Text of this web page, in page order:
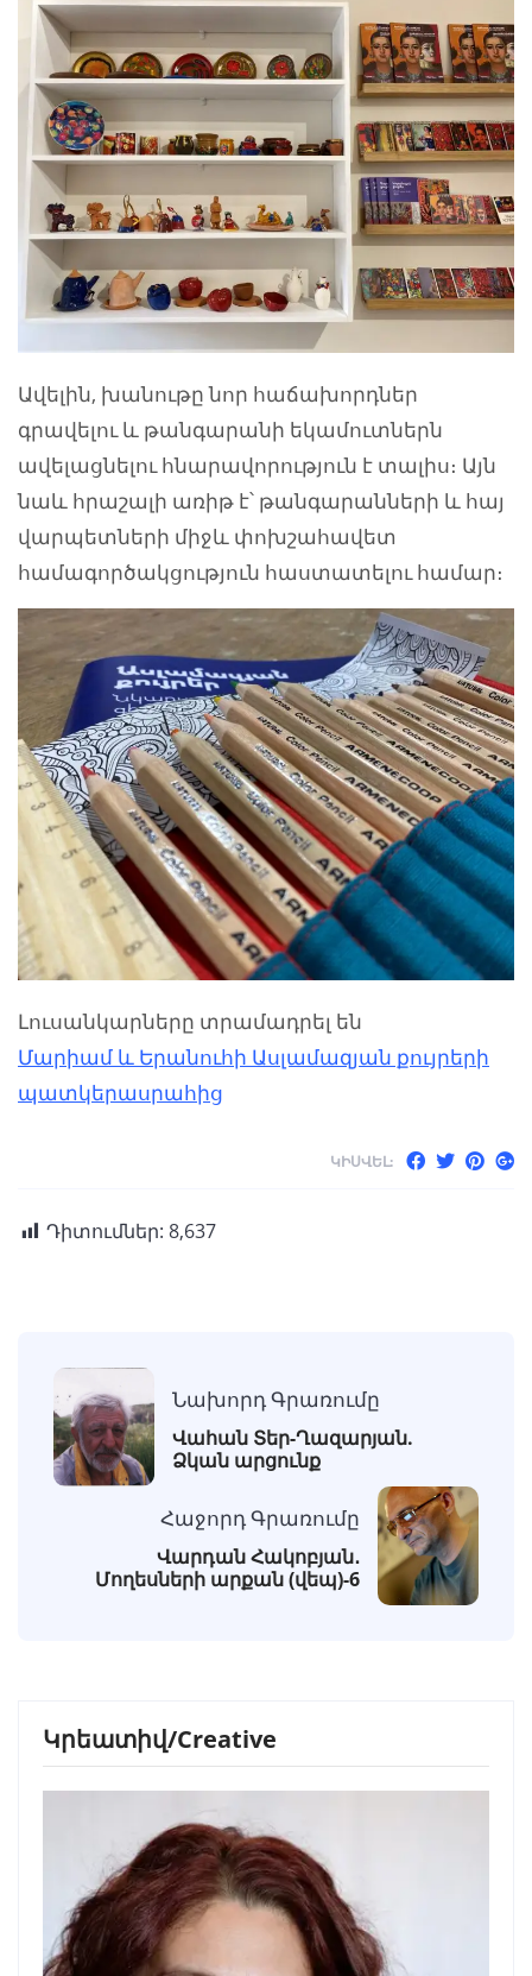
Ավելին, խանութը նոր հաճախորդներ
գրավելու և թանգարանի եկամուտներն
ավելացնելու հնարավորություն է տալիս։ Այն
նաև հրաշալի առիթ է՝ թանգարանների և հայ
վարպետների միջև փոխշահավետ
համագործակցություն հաստատելու համար։
Լուսանկարները տրամադրել են
Մարիամ և Երանուհի Ասլամազյան քույրերի
պատկերասրահից
ԿԻՍՎԵԼ:
Դիտումներ: 8,637
Նախորդ Գրառումը
Վահան Տեր-Ղազարյան.
Ձկան արցունք
Հաջորդ Գրառումը
Վարդան Հակոբյան․
Մողեսների արքան (վեպ)-6
Կրեատիվ/Creative